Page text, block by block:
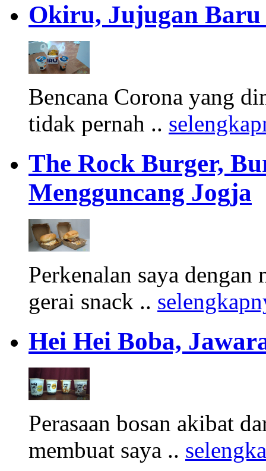
Okiru, Jujugan Baru
Bencana Corona yang
tidak pernah ..
The Rock Burger,
Mengguncang Jogja
Perkenalan saya
gerai snack ..
Hei Hei Boba,
Perasaan bosan akibat
membuat saya ..